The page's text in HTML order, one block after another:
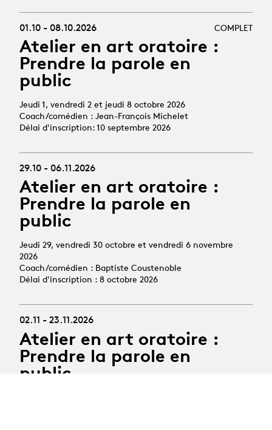
COMPLET
01.10 - 08.10.2026
Atelier en art oratoire :
Prendre la parole en
public
Jeudi 1, vendredi 2 et jeudi 8 octobre 2026
Coach/comédien : Jean-François Michelet
Délai d'inscription: 10 septembre 2026
29.10 - 06.11.2026
Atelier en art oratoire :
Prendre la parole en
public
Jeudi 29, vendredi 30 octobre et vendredi 6 novembre
2026
Coach/comédien : Baptiste Coustenoble
Délai d'inscription : 8 octobre 2026
02.11 - 23.11.2026
Atelier en art oratoire :
Prendre la parole en
public